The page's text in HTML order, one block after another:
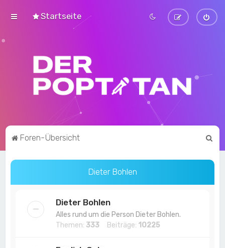
Startseite
Foren-Übersicht
c
Dieter Bohlen
Dieter Bohlen
Alles rund um die Person Dieter Bohlen.
Themen: 333 Beiträge: 10225